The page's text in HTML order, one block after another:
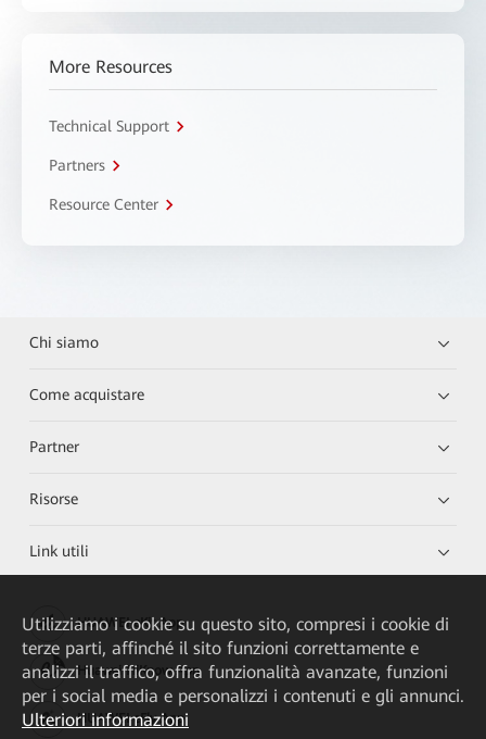
More Resources
Technical Support
Partners
Resource Center
Chi siamo
Come acquistare
Partner
Risorse
Link utili
HUAWEI eKit App
Huawei HiKnow App
HUAWEI eFly App
Utilizziamo i cookie su questo sito, compresi i cookie di
terze parti, affinché il sito funzioni correttamente e
analizzi il traffico, offra funzionalità avanzate, funzioni
per i social media e personalizzi i contenuti e gli annunci.
Ulteriori informazioni